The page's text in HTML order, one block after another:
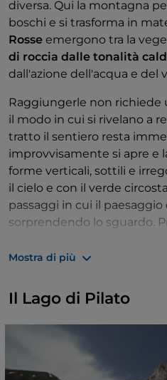
diversa. Qui la montagna
boschi e si trasforma in
Rosse emergono tra la
di roccia dalle tonalità
dall'azione dell'acqua e del
Raggiungerle non richiede
il modo in cui si rivelano a
tratto il sentiero resta
improvvisamente si apre e
forme verticali, sottili e
il cielo e con il verde
passaggi in cui il
sorprendendo lo sguardo.
variazioni di colore, le
ogni ora. Non serve
distanza, le Lame Rosse
forte, quasi scenografica.
Se avete tempo, potete
sosta al
Lago di Fiastra
,
Mostra di più
Il Lago di Pilato